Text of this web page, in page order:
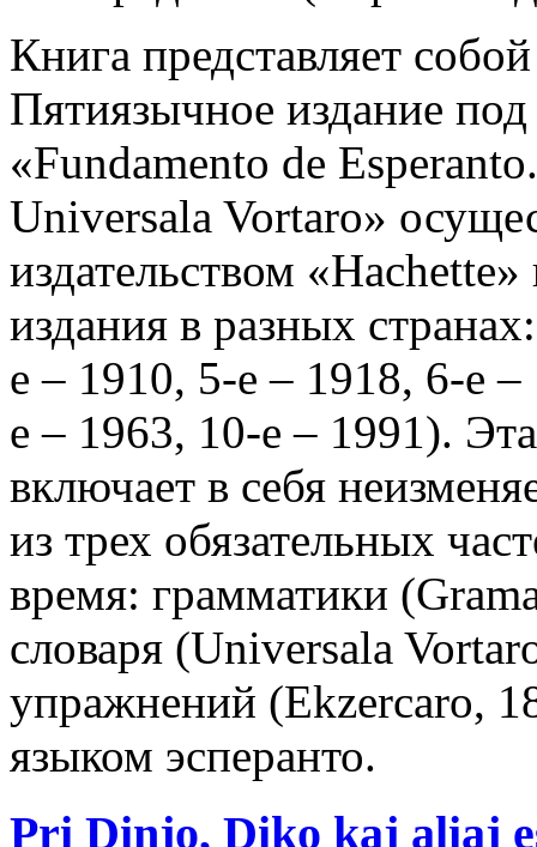
Книга представляет
Пятиязычное издание
«Fundamento de
Universala Vortaro»
издательством
издания в разных
е – 1910, 5-е – 1918, 6-е
е – 1963, 10-е – 1991).
включает в себя
из трех обязательных
время: грамматики
словаря (Universala
упражнений (Ekzercaro,
языком эсперанто.
Pri Dinjo, Diko kaj aliaj